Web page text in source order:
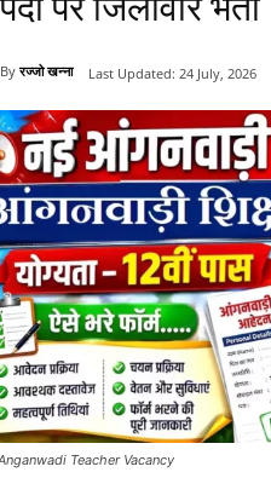
By रज्जो खन्ना Last Updated: 24 July, 2026
Teacher Vacancy